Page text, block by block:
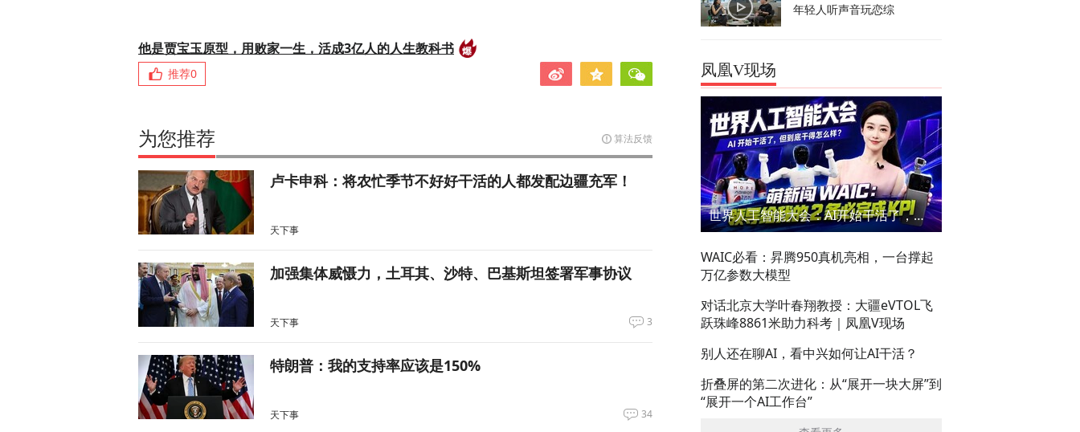
他是贾宝玉原型，用败家一生，活成3亿人的人生教科书
推荐0
为您推荐 算法反馈
卢卡申科：将农忙季节不好好干活的人都发配边疆充军！
天下事
加强集体威慑力，土耳其、沙特、巴基斯坦签署军事协议
天下事 3
特朗普：我的支持率应该是150%
天下事 34
年轻人听声音玩恋综
凤凰V现场
世界人工智能大会：AI开始干活了，但到底干的怎么样？萌新闯WAIC
WAIC必看：昇腾950真机亮相，一台撑起
万亿参数大模型
对话北京大学叶春翔教授：大疆eVTOL飞
跃珠峰8861米助力科考｜凤凰V现场
别人还在聊AI，看中兴如何让AI干活？
折叠屏的第二次进化：从“展开一块大屏”到
“展开一个AI工作台”